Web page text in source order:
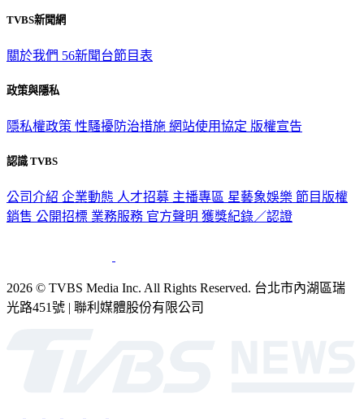
TVBS新聞網
關於我們 56新聞台節目表
政策與隱私
隱私權政策 性騷擾防治措施 網站使用協定 版權宣告
認識 TVBS
公司介紹 企業動態 人才招募 主播專區 星藝象娛樂 節目版權
銷售 公開招標 業務服務 官方聲明 獲獎紀錄／認證
2026 © TVBS Media Inc. All Rights Reserved. 台北市內湖區瑞
光路451號 | 聯利媒體股份有限公司